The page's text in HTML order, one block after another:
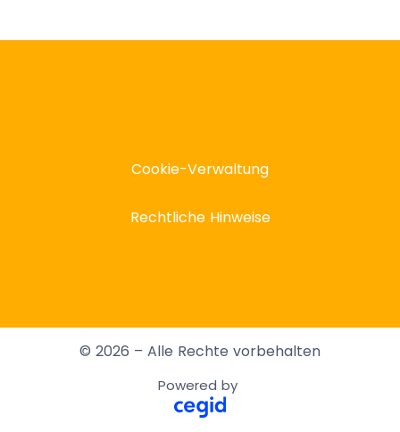
Cookie-Verwaltung
Rechtliche Hinweise
© 2026 – Alle Rechte vorbehalten
Powered by